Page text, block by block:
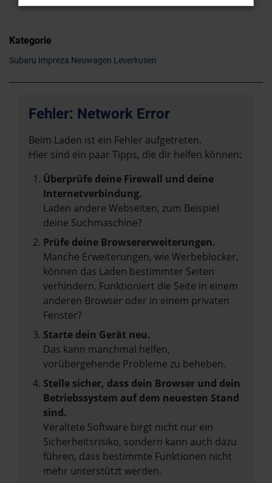
Kategorie
Subaru Impreza Neuwagen Leverkusen
Fehler: Network Error
Beim Laden ist ein Fehler aufgetreten.
Hier sind ein paar Tipps, die dir helfen können:
Überprüfe deine Firewall und deine
Internetverbindung.
Laden andere Webseiten, zum Beispiel
deine Suchmaschine?
Prüfe deine Browsererweiterungen.
Manche Erweiterungen, wie Werbeblocker,
können das Laden bestimmter Seiten
verhindern. Funktioniert die Seite in einem
anderen Browser oder in einem privaten
Fenster?
Starte dein Gerät neu.
Das kann manchmal helfen,
vorübergehende Probleme zu beheben.
Stelle sicher, dass dein Browser und dein
Betriebssystem auf dem neuesten Stand
sind.
Veraltete Software birgt nicht nur ein
Sicherheitsrisiko, sondern kann auch dazu
führen, dass bestimmte Funktionen nicht
mehr unterstützt werden.